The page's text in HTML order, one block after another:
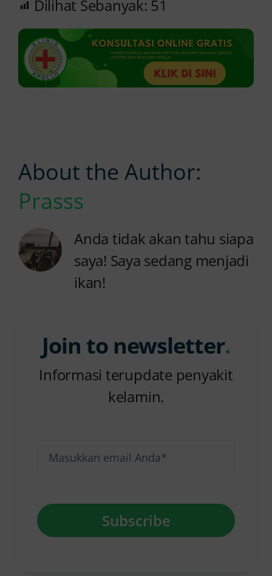
Dilihat Sebanyak: 51
Join to newsletter.
Informasi terupdate penyakit
kelamin.
Subscribe
About the Author:
Prasss
Anda tidak akan tahu siapa
saya! Saya sedang menjadi
ikan!